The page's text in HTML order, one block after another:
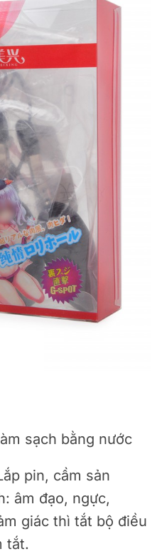
sạch bằng nước
pin, cầm sản
âm đạo, ngực,
giác thì tắt bộ điều
tắt.